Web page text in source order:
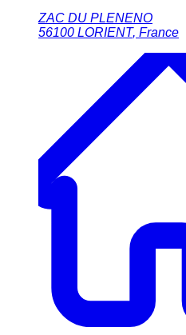
ZAC DU PLENENO
56100 LORIENT, France